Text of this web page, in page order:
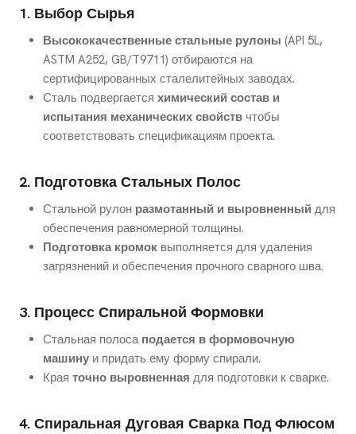
1. Выбор Сырья
Высококачественные стальные рулоны (API 5L,
ASTM A252, GB/T9711) отбираются на
сертифицированных сталелитейных заводах.
Сталь подвергается химический состав и
испытания механических свойств чтобы
соответствовать спецификациям проекта.
2. Подготовка Стальных Полос
Стальной рулон размотанный и выровненный для
обеспечения равномерной толщины.
Подготовка кромок выполняется для удаления
загрязнений и обеспечения прочного сварного шва.
3. Процесс Спиральной Формовки
Стальная полоса подается в формовочную
машину и придать ему форму спирали.
Края точно выровненная для подготовки к сварке.
4. Спиральная Дуговая Сварка Под Флюсом